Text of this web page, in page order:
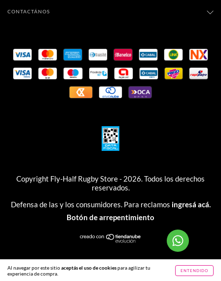
Al navegar por este sitioaceptás el uso de cookiespara agilizar tu
experiencia de compra.
ENTENDIDO
CONTACTÁNOS
Copyright Fly-Half Rugby Store - 2026. Todos los derechos
reservados.
Defensa de las y los consumidores. Para reclamos ingresá acá.
Botón de arrepentimiento